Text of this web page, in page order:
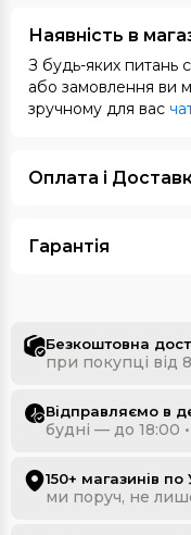
Наявність в
З будь-яких питань
або замовлення ви
зручному для вас
Оплата i
Гарантія
Безкоштовна
при покупці від
Відправляємо в
будні — до 18:00
150+ магазинів по
ми поруч, не